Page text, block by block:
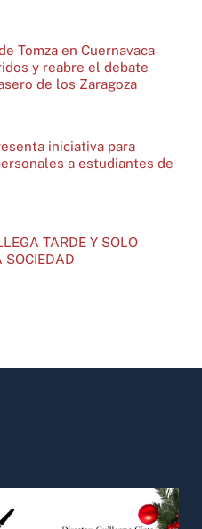
Tomza en Cuernavaca
y reabre el debate
de los Zaragoza
iniciativa para
a estudiantes de
TARDE Y SOLO
SOCIEDAD
To